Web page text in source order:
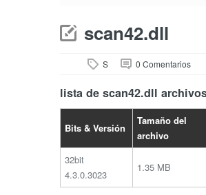
scan42.dll
S 0 Comentarios
lista de scan42.dll
Bits & Versión
Tamaño del
archivo
32bit
4.3.0.3023
1.35 MB